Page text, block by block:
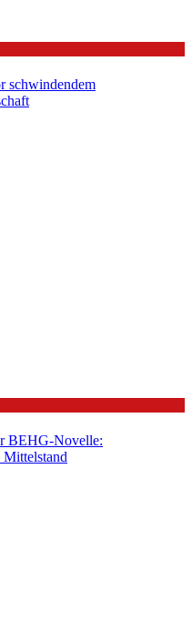
schwindendem
BEHG-Novelle:
Mittelstand